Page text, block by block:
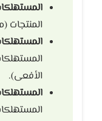
المنتجات
الأفعى).